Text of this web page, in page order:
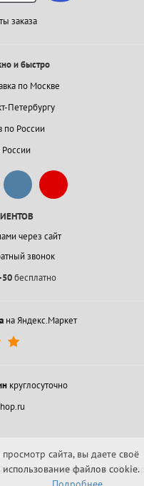
заказа
и быстро
по Москве
Петербургу
по России
через сайт
звонок
50бесплатно
на Яндекс.Маркет
круглосуточно
Контакт Интернейшнл АО.Все
сайта, вы даете своё
использование файлов cookie.